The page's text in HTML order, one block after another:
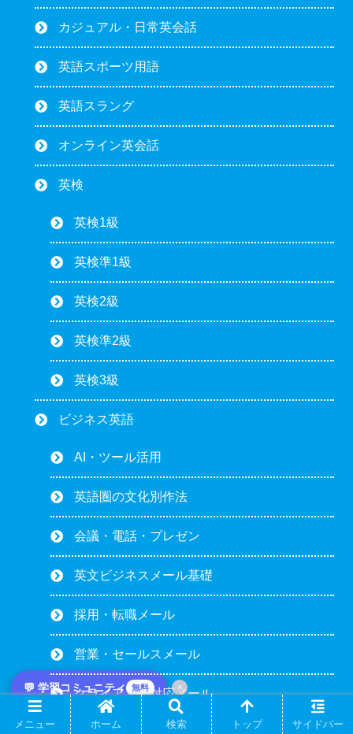
💬 学習コミュニティ 無料 ×
カジュアル・日常英会話
英語スポーツ用語
英語スラング
オンライン英会話
英検
英検1級
英検準1級
英検2級
英検準2級
英検3級
ビジネス英語
AI・ツール活用
英語圏の文化別作法
会議・電話・プレゼン
英文ビジネスメール基礎
採用・転職メール
営業・セールスメール
クライアント対応メール
メニュー ホーム 検索 トップ サイドバー